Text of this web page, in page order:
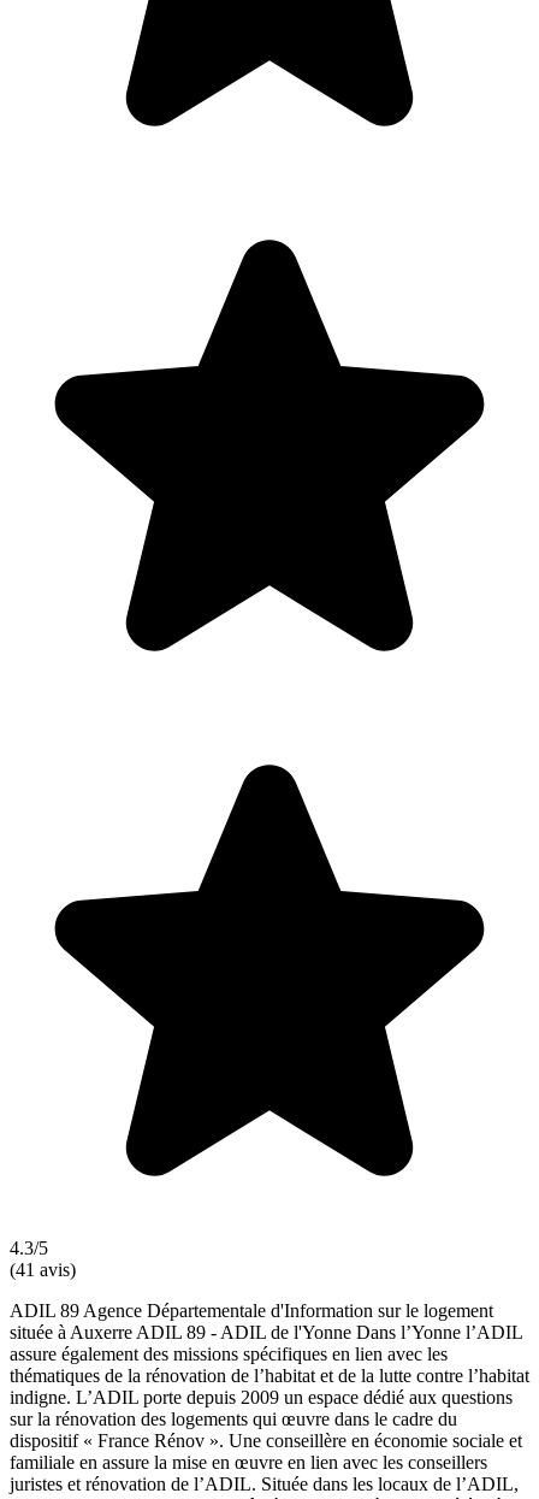
4.3/5
(41 avis)
ADIL 89 Agence Départementale d'Information sur le logement
située à Auxerre ADIL 89 - ADIL de l'Yonne Dans l’Yonne l’ADIL
assure également des missions spécifiques en lien avec les
thématiques de la rénovation de l’habitat et de la lutte contre l’habitat
indigne. L’ADIL porte depuis 2009 un espace dédié aux questions
sur la rénovation des logements qui œuvre dans le cadre du
dispositif « France Rénov ». Une conseillère en économie sociale et
familiale en assure la mise en œuvre en lien avec les conseillers
juristes et rénovation de l’ADIL. Située dans les locaux de l’ADIL,